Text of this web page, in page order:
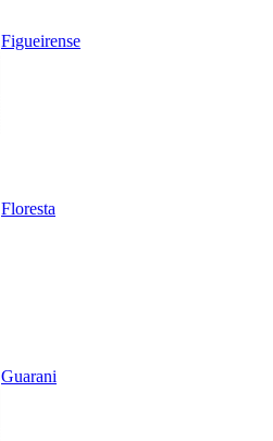
Figueirense
Floresta
Guarani